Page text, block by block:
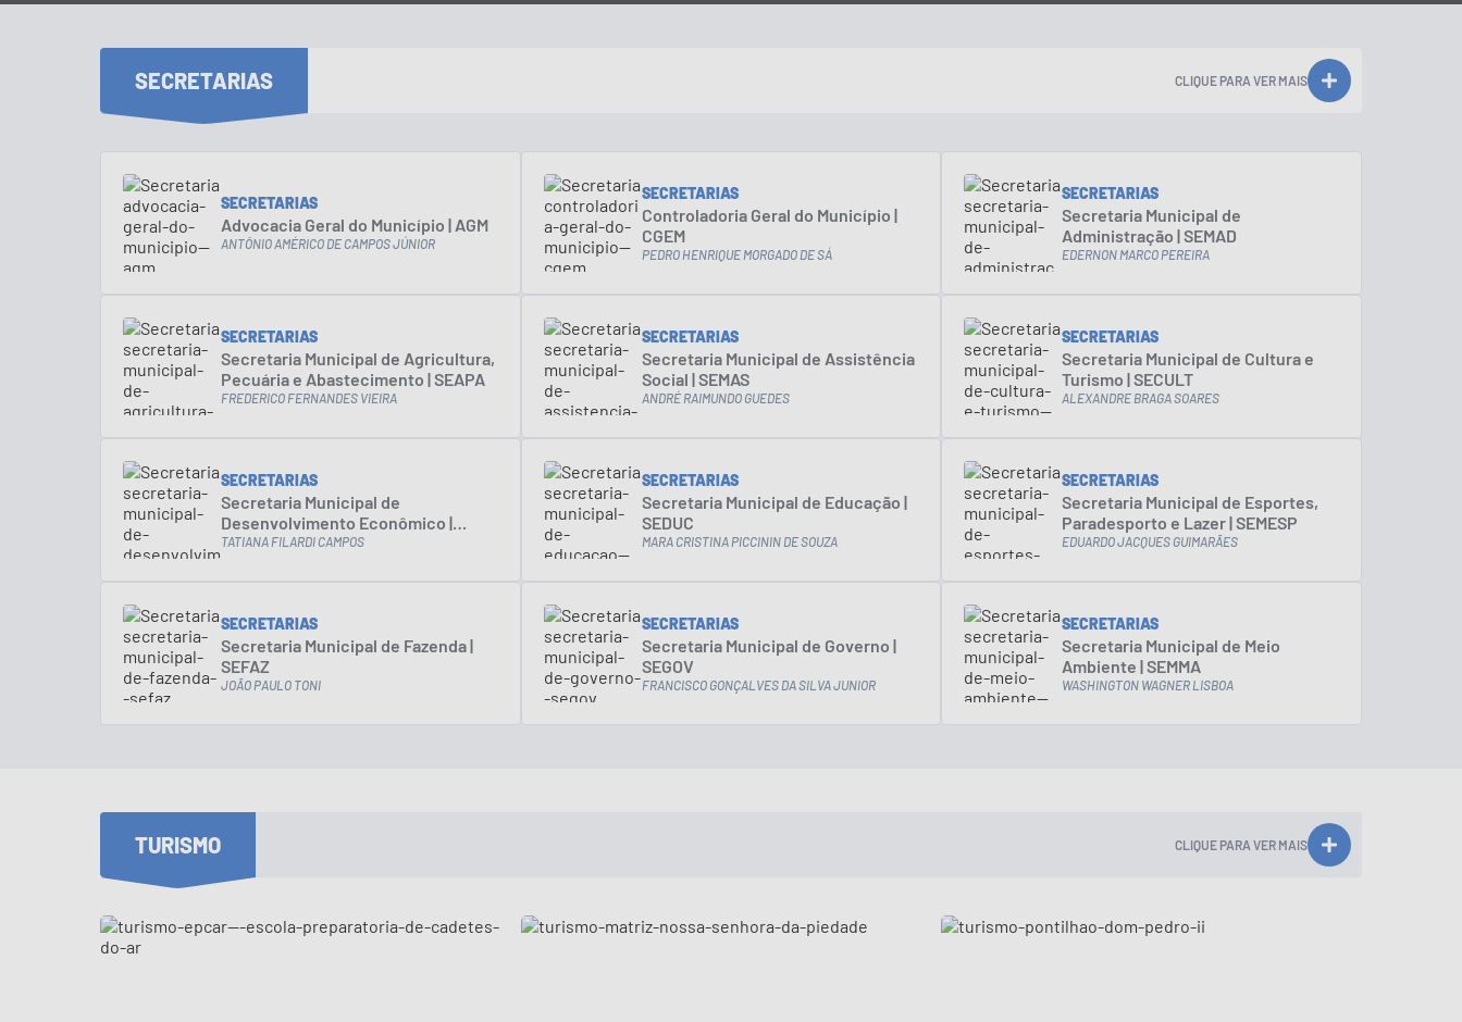
SECRETARIAS CLIQUE PARA VER MAIS
SECRETARIAS
Advocacia Geral do Município | AGM
ANTÔNIO AMÉRICO DE CAMPOS JÚNIOR
SECRETARIAS
Controladoria Geral do Município |
CGEM
PEDRO HENRIQUE MORGADO DE SÁ
SECRETARIAS
Secretaria Municipal de
Administração | SEMAD
EDERNON MARCO PEREIRA
SECRETARIAS
Secretaria Municipal de Agricultura,
Pecuária e Abastecimento | SEAPA
FREDERICO FERNANDES VIEIRA
SECRETARIAS
Secretaria Municipal de Assistência
Social | SEMAS
ANDRÉ RAIMUNDO GUEDES
SECRETARIAS
Secretaria Municipal de Cultura e
Turismo | SECULT
ALEXANDRE BRAGA SOARES
SECRETARIAS
Secretaria Municipal de
Desenvolvimento Econômico |
SEDEC
TATIANA FILARDI CAMPOS
SECRETARIAS
Secretaria Municipal de Educação |
SEDUC
MARA CRISTINA PICCININ DE SOUZA
SECRETARIAS
Secretaria Municipal de Esportes,
Paradesporto e Lazer | SEMESP
EDUARDO JACQUES GUIMARÃES
SECRETARIAS
Secretaria Municipal de Fazenda |
SEFAZ
JOÃO PAULO TONI
SECRETARIAS
Secretaria Municipal de Governo |
SEGOV
FRANCISCO GONÇALVES DA SILVA JUNIOR
SECRETARIAS
Secretaria Municipal de Meio
Ambiente | SEMMA
WASHINGTON WAGNER LISBOA
TURISMO CLIQUE PARA VER MAIS